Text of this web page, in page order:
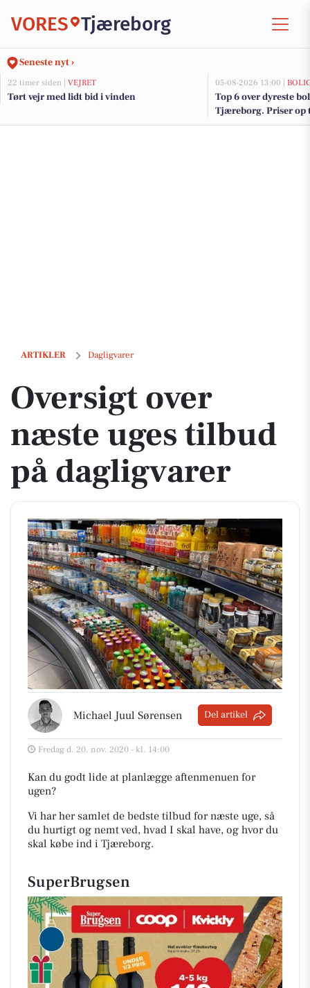
VORES Tjæreborg
Seneste nyt ›
22 timer siden | VEJRET
Tørt vejr med lidt bid i vinden
05-08-2026 13:00 |
Top 6 over dyreste
Tjæreborg. Priser op
ARTIKLER Dagligvarer
Oversigt over næste uges tilbud på dagligvarer
Oversigt over
næste uges tilbud
på dagligvarer
Michael Juul Sørensen Del artikel
Fredag d. 20. nov. 2020 - kl. 14:00
Kan du godt lide at planlægge aftenmenuen for
ugen?
Vi har her samlet de bedste tilbud for næste uge, så
du hurtigt og nemt ved, hvad I skal have, og hvor du
skal købe ind i Tjæreborg.
SuperBrugsen